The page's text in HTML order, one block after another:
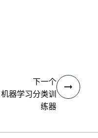
下一个
机器学习分类训
练器